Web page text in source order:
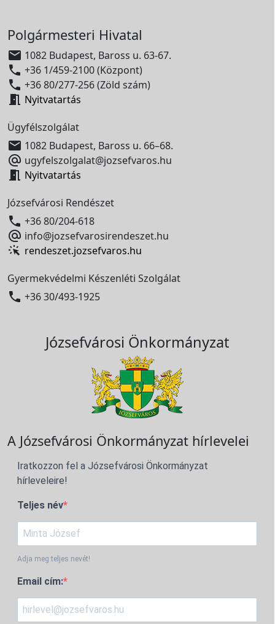
Polgármesteri Hivatal
 1082 Budapest, Baross u. 63-67.
 +36 1/459-2100 (Központ)
 +36 80/277-256 (Zöld szám)
 Nyitvatartás
Ügyfélszolgálat
 1082 Budapest, Baross u. 66–68.
 ugyfelszolgalat@jozsefvaros.hu
 Nyitvatartás
Józsefvárosi Rendészet
 +36 80/204-618
 info@jozsefvarosirendeszet.hu
rendeszet.jozsefvaros.hu
Gyermekvédelmi Készenléti Szolgálat
 +36 30/493-1925
Józsefvárosi Önkormányzat
A Józsefvárosi Önkormányzat hírlevelei
Iratkozzon fel a Józsefvárosi Önkormányzat
hírleveleire!
Teljes név
Adja meg teljes nevét!
Email cím: